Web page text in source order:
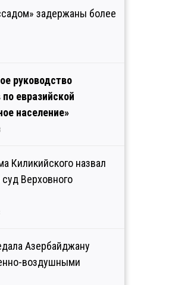
задержаны более
руководство
евразийской
население»
Киликийского назвал
Верховного
Азербайджану
воздушными